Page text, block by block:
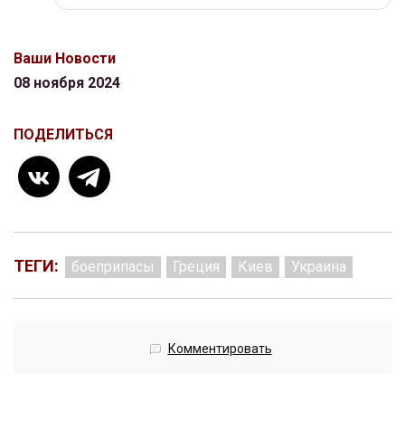
Ваши Новости
08 ноября 2024
ПОДЕЛИТЬСЯ
ТЕГИ: боеприпасы Греция Киев Украина
Комментировать